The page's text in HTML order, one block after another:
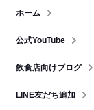
ホーム
公式YouTube
飲食店向けブログ
LINE友だち追加